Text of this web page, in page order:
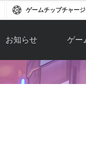
ゲームチップチャージ
お知らせ
お知らせ一覧
ゲー
ソウ